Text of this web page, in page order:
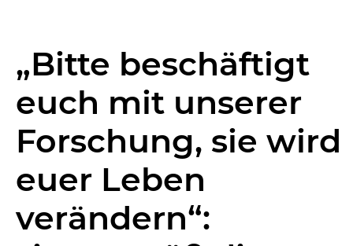
„Bitte beschäftigt
euch mit unserer
Forschung, sie wird
euer Leben
verändern“: